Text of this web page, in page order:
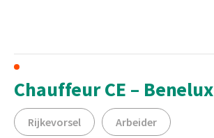
Chauffeur CE – Benelux
Rijkevorsel Arbeider